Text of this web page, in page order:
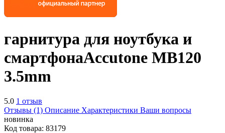
гарнитура для ноутбука и
смартфонаAccutone MB120
3.5mm
5.0 1 отзыв
Отзывы (1) Описание Характеристики Ваши вопросы
новинка
Код товара: 83179